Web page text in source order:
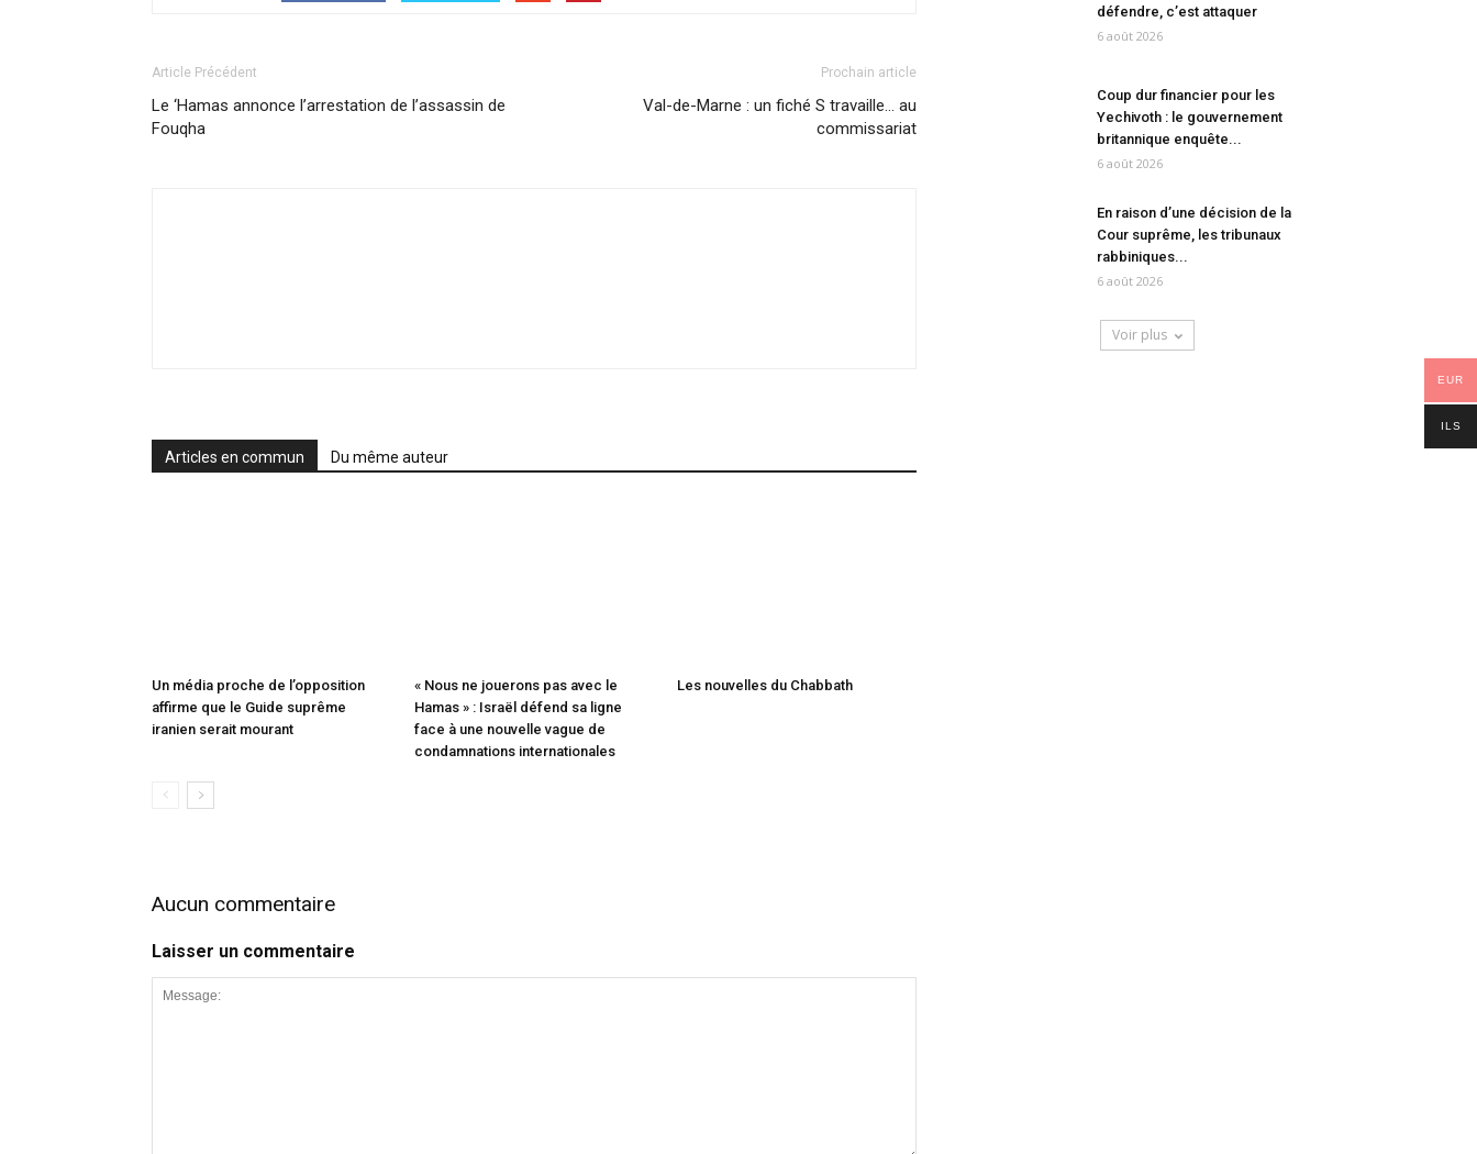
Article Précédent
Le ‘Hamas annonce l’arrestation de l’assassin de
Fouqha
Prochain article
Val-de-Marne : un fiché S travaille… au
commissariat
Articles en commun Du même auteur
Un média proche de l’opposition
affirme que le Guide suprême
iranien serait mourant
« Nous ne jouerons pas avec le
Hamas » : Israël défend sa ligne
face à une nouvelle vague de
condamnations internationales
Les nouvelles du Chabbath
Aucun commentaire
Laisser un commentaire
défendre, c’est attaquer
6 août 2026
Coup dur financier pour les
Yechivoth : le gouvernement
britannique enquête...
6 août 2026
En raison d’une décision de la
Cour suprême, les tribunaux
rabbiniques...
6 août 2026
Voir plus
EUR
ILS